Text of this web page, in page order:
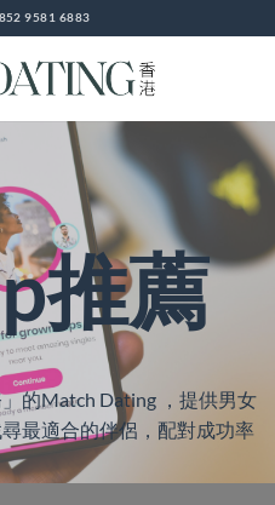
9581 6883
推薦
的Match Dating ，提供男女
最適合的伴侶，配對成功率